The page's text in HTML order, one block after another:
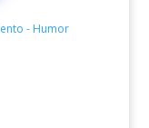
- Humor